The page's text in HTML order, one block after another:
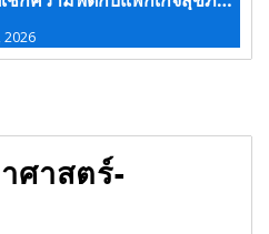
2026
ศาสตร์-